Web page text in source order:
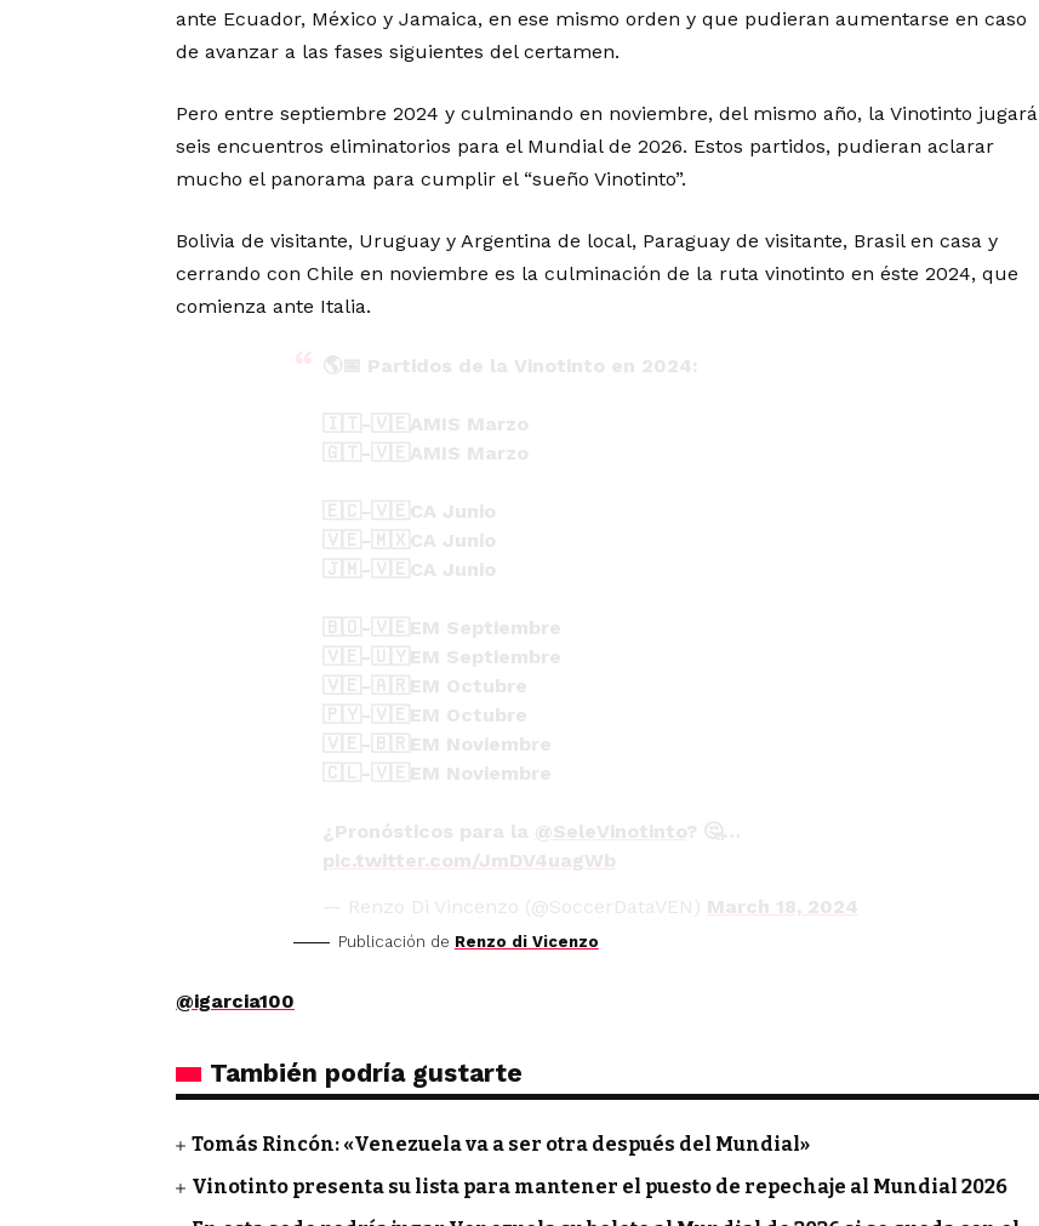
ante Ecuador, México y Jamaica, en ese mismo orden y que pudieran aumentarse en caso
de avanzar a las fases siguientes del certamen.
Pero entre septiembre 2024 y culminando en noviembre, del mismo año, la Vinotinto jugará
seis encuentros eliminatorios para el Mundial de 2026. Estos partidos, pudieran aclarar
mucho el panorama para cumplir el “sueño Vinotinto”.
Bolivia de visitante, Uruguay y Argentina de local, Paraguay de visitante, Brasil en casa y
cerrando con Chile en noviembre es la culminación de la ruta vinotinto en éste 2024, que
comienza ante Italia.
🌎📅 Partidos de la Vinotinto en 2024:
🇮🇹-🇻🇪AMIS Marzo
🇬🇹-🇻🇪AMIS Marzo
🇪🇨-🇻🇪CA Junio
🇻🇪-🇲🇽CA Junio
🇯🇲-🇻🇪CA Junio
🇧🇴-🇻🇪EM Septiembre
🇻🇪-🇺🇾EM Septiembre
🇻🇪-🇦🇷EM Octubre
🇵🇾-🇻🇪EM Octubre
🇻🇪-🇧🇷EM Noviembre
🇨🇱-🇻🇪EM Noviembre
¿Pronósticos para la @SeleVinotinto? 🤔…
pic.twitter.com/JmDV4uagWb
— Renzo Di Vincenzo (@SoccerDataVEN) March 18, 2024
Publicación de Renzo di Vicenzo
@igarcia100
También podría gustarte
Tomás Rincón: «Venezuela va a ser otra después del Mundial»
Vinotinto presenta su lista para mantener el puesto de repechaje al Mundial 2026